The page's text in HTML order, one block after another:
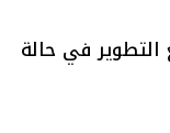
التطوير في حالة